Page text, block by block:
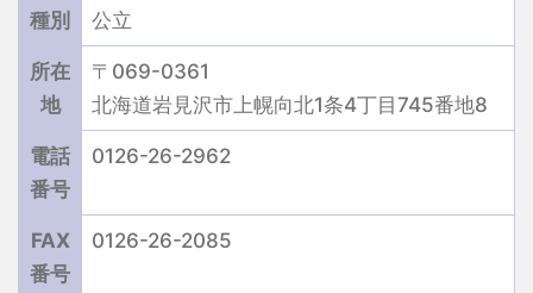
種別 公立
所在
地
〒069-0361
北海道岩見沢市上幌向北1条4丁目745番地8
電話
番号
0126-26-2962
FAX
番号
0126-26-2085